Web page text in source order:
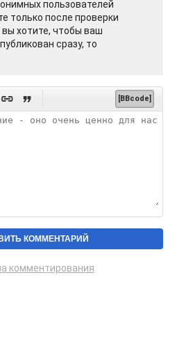
пользователей
только после проверки
хотите, чтобы ваш
сразу, то
  [BBcode]
комментирования